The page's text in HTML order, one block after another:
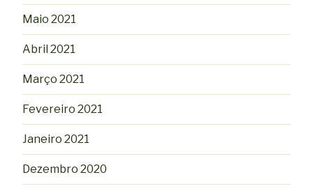
Maio 2021
Abril 2021
Março 2021
Fevereiro 2021
Janeiro 2021
Dezembro 2020